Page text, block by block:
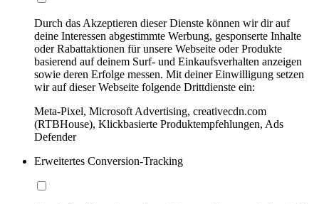
Durch das Akzeptieren dieser Dienste können wir dir auf
deine Interessen abgestimmte Werbung, gesponserte Inhalte
oder Rabattaktionen für unsere Webseite oder Produkte
basierend auf deinem Surf- und Einkaufsverhalten anzeigen
sowie deren Erfolge messen. Mit deiner Einwilligung setzen
wir auf dieser Webseite folgende Drittdienste ein:
Meta-Pixel, Microsoft Advertising, creativecdn.com
(RTBHouse), Klickbasierte Produktempfehlungen, Ads
Defender
Erweitertes Conversion-Tracking